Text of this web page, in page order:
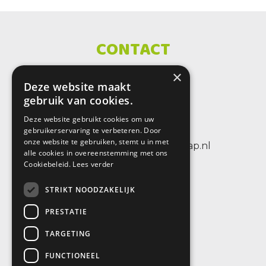
CONTACT
SBO De Wenteltrap
Sint Petersburglaan 25
tel.: +31 (0)30 6884656
e-mail: info@sbodewenteltrap.nl
×
Deze website maakt
gebruik van cookies.
Deze website gebruikt cookies om uw
gebruikerservaring te verbeteren. Door
onze website te gebruiken, stemt u in met
alle cookies in overeenstemming met ons
Cookiebeleid. Lees verder
STRIKT NOODZAKELIJK
PRESTATIE
TARGETING
FUNCTIONEEL